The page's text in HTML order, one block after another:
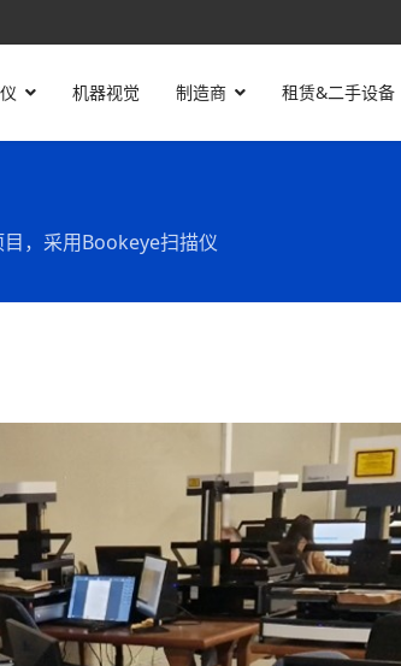
机器视觉 制造商 租赁&二手设备
，采用Bookeye扫描仪